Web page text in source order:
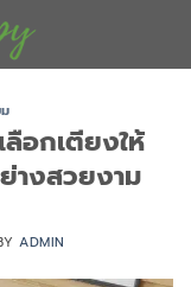
อกเตียงให้
างสวยงาม
ADMIN